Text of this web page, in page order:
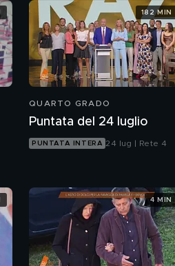
QUARTO GRADO
Puntata del 24 luglio
PUNTATA INTERA 24 lug | Rete 4
182 MIN
4 MIN